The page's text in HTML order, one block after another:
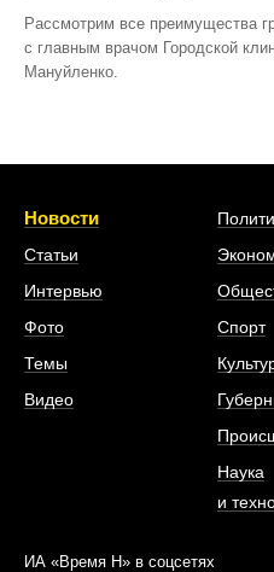
Рассмотрим все преимущества
с главным врачом Городской
Мануйленко.
Новости
Статьи
Интервью
Фото
Темы
Видео
Спорт
Наука
и
ИА «Время Н» в соцсетях